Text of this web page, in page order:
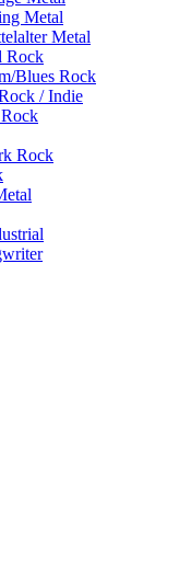
Metal
Metal
Rock
Blues Rock
/ Indie
Rock